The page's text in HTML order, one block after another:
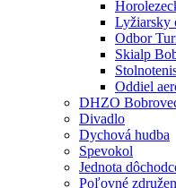
Lyžiarsky
Odbor
Skialp
Oddiel
DHZO
Divadlo
Dychová hudba
Spevokol
Jednota
Poľovné